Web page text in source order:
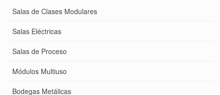
Salas de Clases Modulares
Salas Eléctricas
Salas de Proceso
Módulos Multiuso
Bodegas Metálicas